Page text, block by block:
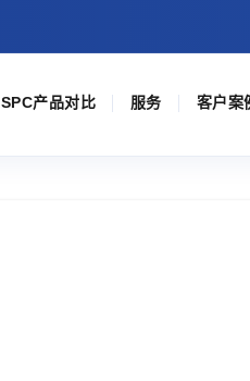
SPC产品对比 服务 客户案